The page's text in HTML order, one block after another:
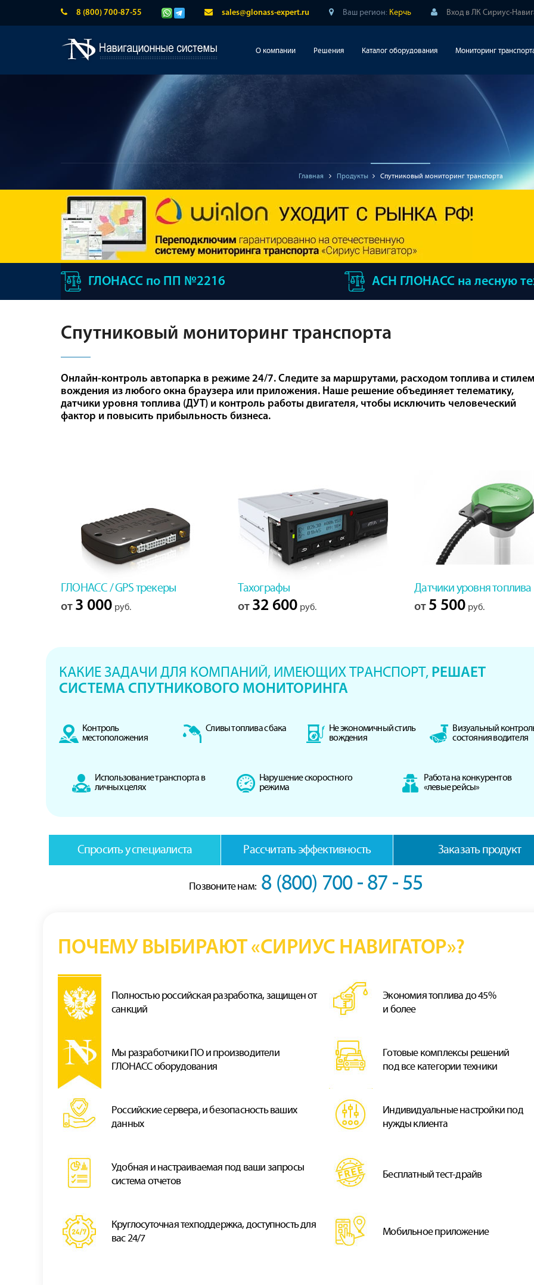
8 (800) 700-87-55 sales@glonass-expert.ru Ваш регион: Керчь Вход в ЛК Сириус-
О компании Решения Каталог оборудования Мониторинг
Главная Продукты Спутниковый мониторинг транспорта
ГЛОНАСС по ПП №2216 АСН ГЛОНАСС на лесную
Спутниковый мониторинг транспорта
Онлайн-контроль автопарка в режиме 24/7. Следите за маршрутами, расходом топлива и стилем
вождения из любого окна браузера или приложения. Наше решение объединяет телематику,
датчики уровня топлива (ДУТ) и контроль работы двигателя, чтобы исключить человеческий
фактор и повысить прибыльность бизнеса.
ГЛОНАСС / GPS трекеры
от 3 000 руб.
Тахографы
от 32 600 руб.
Датчики уровня топлива
от 5 500 руб.
КАКИЕ ЗАДАЧИ ДЛЯ КОМПАНИЙ, ИМЕЮЩИХ ТРАНСПОРТ, РЕШАЕТ
СИСТЕМА СПУТНИКОВОГО МОНИТОРИНГА
Контроль
местоположения
Сливы топлива с бака
Не экономичный стиль
вождения
Визуальный
состояния водителя
Использование транспорта в
личных целях
Нарушение скоростного
режима
Работа на конкурентов
«левые рейсы»
Спросить у специалиста Рассчитать эффективность Заказать продукт
Позвоните нам: 8 (800) 700 - 87 - 55
ПОЧЕМУ ВЫБИРАЮТ «СИРИУС НАВИГАТОР»?
Полностью российская разработка, защищен от
санкций
Экономия топлива до 45%
и более
Мы разработчики ПО и производители
ГЛОНАСС оборудования
Готовые комплексы решений
под все категории техники
Российские сервера, и безопасность ваших
данных
Индивидуальные настройки под
нужды клиента
Удобная и наcтраиваемая под ваши запросы
система отчетов
Бесплатный тест-драйв
Круглосуточная техподдержка, доступность для
вас 24/7
Мобильное приложение